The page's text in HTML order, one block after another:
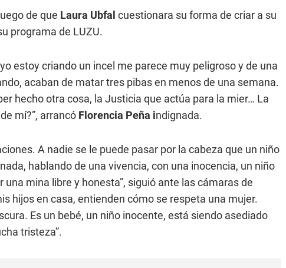
de que Laura Ubfal cuestionara su forma de criar a su
programa de LUZU.
estoy criando un incel me parece muy peligroso y de una
acaban de matar tres pibas en menos de una semana.
hecho otra cosa, la Justicia que actúa para la mier… La
mí?”, arrancó Florencia Peña indignada.
A nadie se le puede pasar por la cabeza que un niño
hablando de una vivencia, con una inocencia, un niño
mina libre y honesta”, siguió ante las cámaras de
hijos en casa, entienden cómo se respeta una mujer.
Es un bebé, un niño inocente, está siendo asediado
tristeza”.